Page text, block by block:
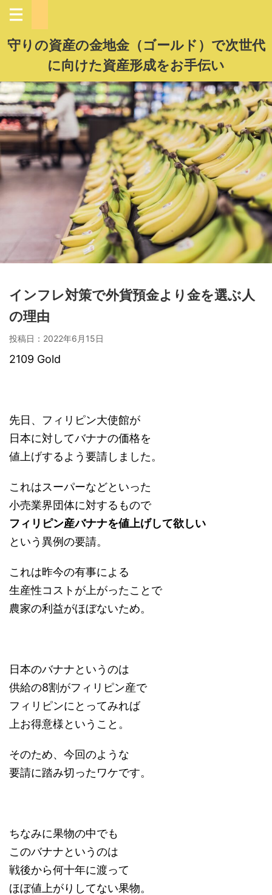
守りの資産の金地金（ゴールド）で次世代
に向けた資産形成をお手伝い
インフレ対策で外貨預金より金を選ぶ人
の理由
投稿日： 2022年6月15日
2109 Gold
先日、フィリピン大使館が
日本に対してバナナの価格を
値上げするよう要請しました。
これはスーパーなどといった
小売業界団体に対するもので
フィリピン産バナナを値上げして欲しい
という異例の要請。
これは昨今の有事による
生産性コストが上がったことで
農家の利益がほぼないため。
日本のバナナというのは
供給の8割がフィリピン産で
フィリピンにとってみれば
上お得意様ということ。
そのため、今回のような
要請に踏み切ったワケです。
ちなみに果物の中でも
このバナナというのは
戦後から何十年に渡って
ほぼ値上がりしてない果物。